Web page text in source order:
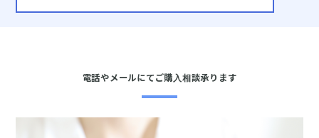
電話やメールにてご購入相談承ります